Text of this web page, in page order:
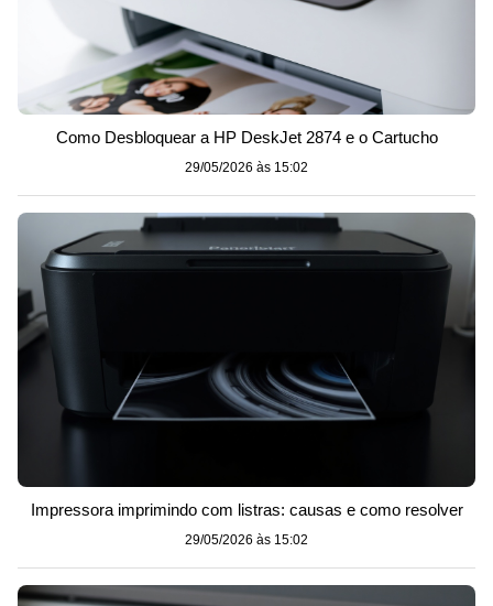
Como Desbloquear a HP DeskJet 2874 e o Cartucho
29/05/2026 às 15:02
Impressora imprimindo com listras: causas e como resolver
29/05/2026 às 15:02